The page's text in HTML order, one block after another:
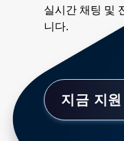
실시간 채팅 및
니다.
지금 지